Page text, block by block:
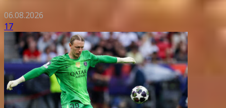
06.08.2026
17